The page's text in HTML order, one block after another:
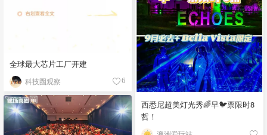
全球最大芯片工厂开建
科技圈观察 6
西悉尼超美灯光秀🌈早🐦票限时8
哲！